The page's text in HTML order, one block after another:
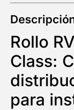
Rollo
Class:
para